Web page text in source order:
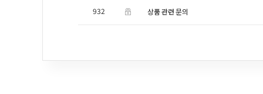
932 상품 관련 문의